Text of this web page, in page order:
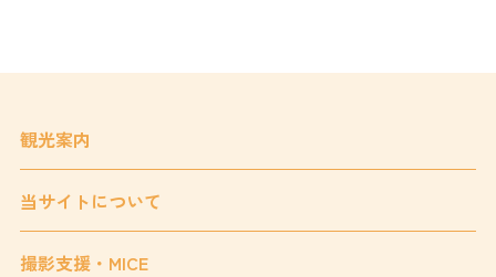
観光案内
当サイトについて
撮影支援・MICE